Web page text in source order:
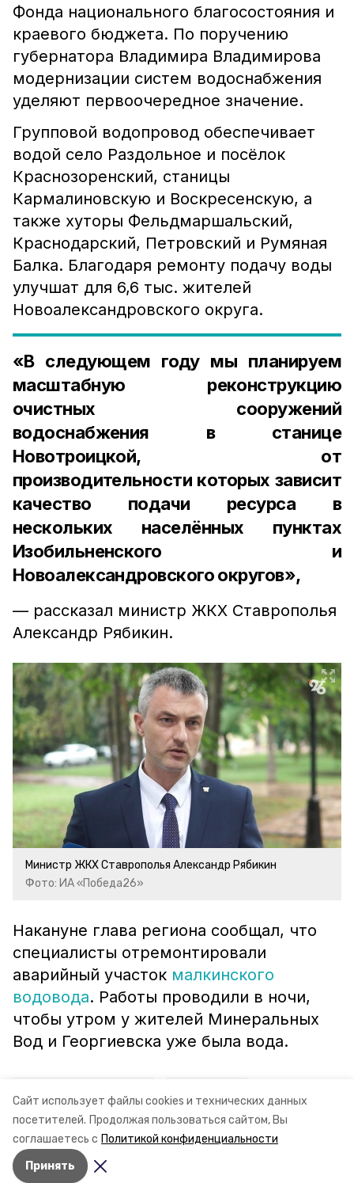
Сайт использует файлы cookies и технических данных
посетителей. Продолжая пользоваться сайтом, Вы
соглашаетесь с Политикой конфиденциальности
Принять
Фонда национального благосостояния и
краевого бюджета. По поручению
губернатора Владимира Владимирова
модернизации систем водоснабжения
уделяют первоочередное значение.
Групповой водопровод обеспечивает
водой село Раздольное и посёлок
Краснозоренский, станицы
Кармалиновскую и Воскресенскую, а
также хуторы Фельдмаршальский,
Краснодарский, Петровский и Румяная
Балка. Благодаря ремонту подачу воды
улучшат для 6,6 тыс. жителей
Новоалександровского округа.
«В следующем году мы планируем
масштабную реконструкцию
очистных сооружений
водоснабжения в станице
Новотроицкой, от
производительности которых зависит
качество подачи ресурса в
нескольких населённых пунктах
Изобильненского и
Новоалександровского округов»,
— рассказал министр ЖКХ Ставрополья
Александр Рябикин.
Министр ЖКХ Ставрополья Александр Рябикин
Фото: ИА «Победа26»
Накануне глава региона сообщал, что
специалисты отремонтировали
аварийный участок малкинского
водовода. Работы проводили в ночи,
чтобы утром у жителей Минеральных
Вод и Георгиевска уже была вода.
водопровод
Авторы: Рита Окс